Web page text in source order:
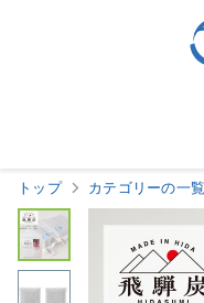
トップ カテゴリーの一覧